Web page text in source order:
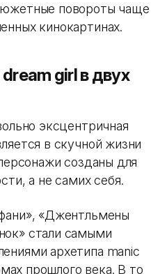
повороты чаще
кинокартинах.
girl в двух
эксцентричная
в скучной жизни
созданы для
а не самих себя.
«Джентльмены
стали самыми
архетипа manic
прошлого века. В то